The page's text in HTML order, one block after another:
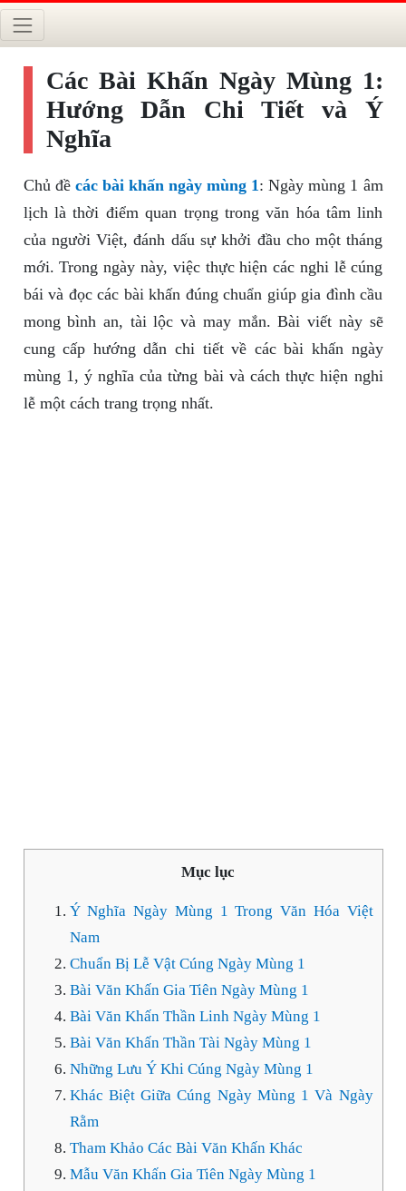
Các Bài Khấn Ngày Mùng 1:
Hướng Dẫn Chi Tiết và Ý
Nghĩa
Chủ đề các bài khấn ngày mùng 1: Ngày mùng 1 âm
lịch là thời điểm quan trọng trong văn hóa tâm linh
của người Việt, đánh dấu sự khởi đầu cho một tháng
mới. Trong ngày này, việc thực hiện các nghi lễ cúng
bái và đọc các bài khấn đúng chuẩn giúp gia đình cầu
mong bình an, tài lộc và may mắn. Bài viết này sẽ
cung cấp hướng dẫn chi tiết về các bài khấn ngày
mùng 1, ý nghĩa của từng bài và cách thực hiện nghi
lễ một cách trang trọng nhất.
Mục lục
Ý Nghĩa Ngày Mùng 1 Trong Văn Hóa Việt
Nam
Chuẩn Bị Lễ Vật Cúng Ngày Mùng 1
Bài Văn Khấn Gia Tiên Ngày Mùng 1
Bài Văn Khấn Thần Linh Ngày Mùng 1
Bài Văn Khấn Thần Tài Ngày Mùng 1
Những Lưu Ý Khi Cúng Ngày Mùng 1
Khác Biệt Giữa Cúng Ngày Mùng 1 Và Ngày
Rằm
Tham Khảo Các Bài Văn Khấn Khác
Mẫu Văn Khấn Gia Tiên Ngày Mùng 1